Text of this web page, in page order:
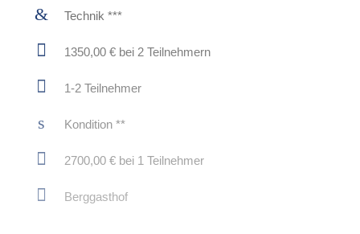
Technik ***
1350,00 € bei 2 Teilnehmern
1-2 Teilnehmer
Kondition **
2700,00 € bei 1 Teilnehmer
Berggasthof